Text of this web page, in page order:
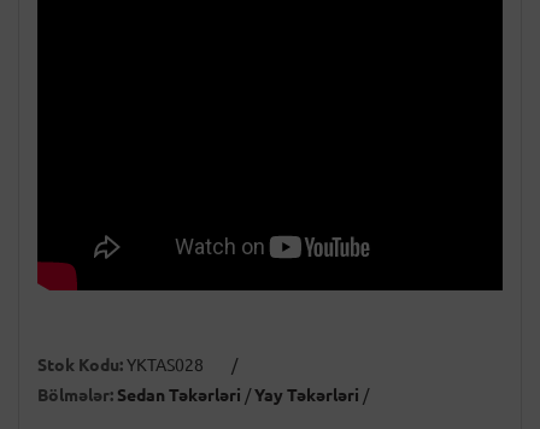
Stok Kodu:YKTAS028
/
Bölmələr: Sedan Təkərləri /Yay Təkərləri /